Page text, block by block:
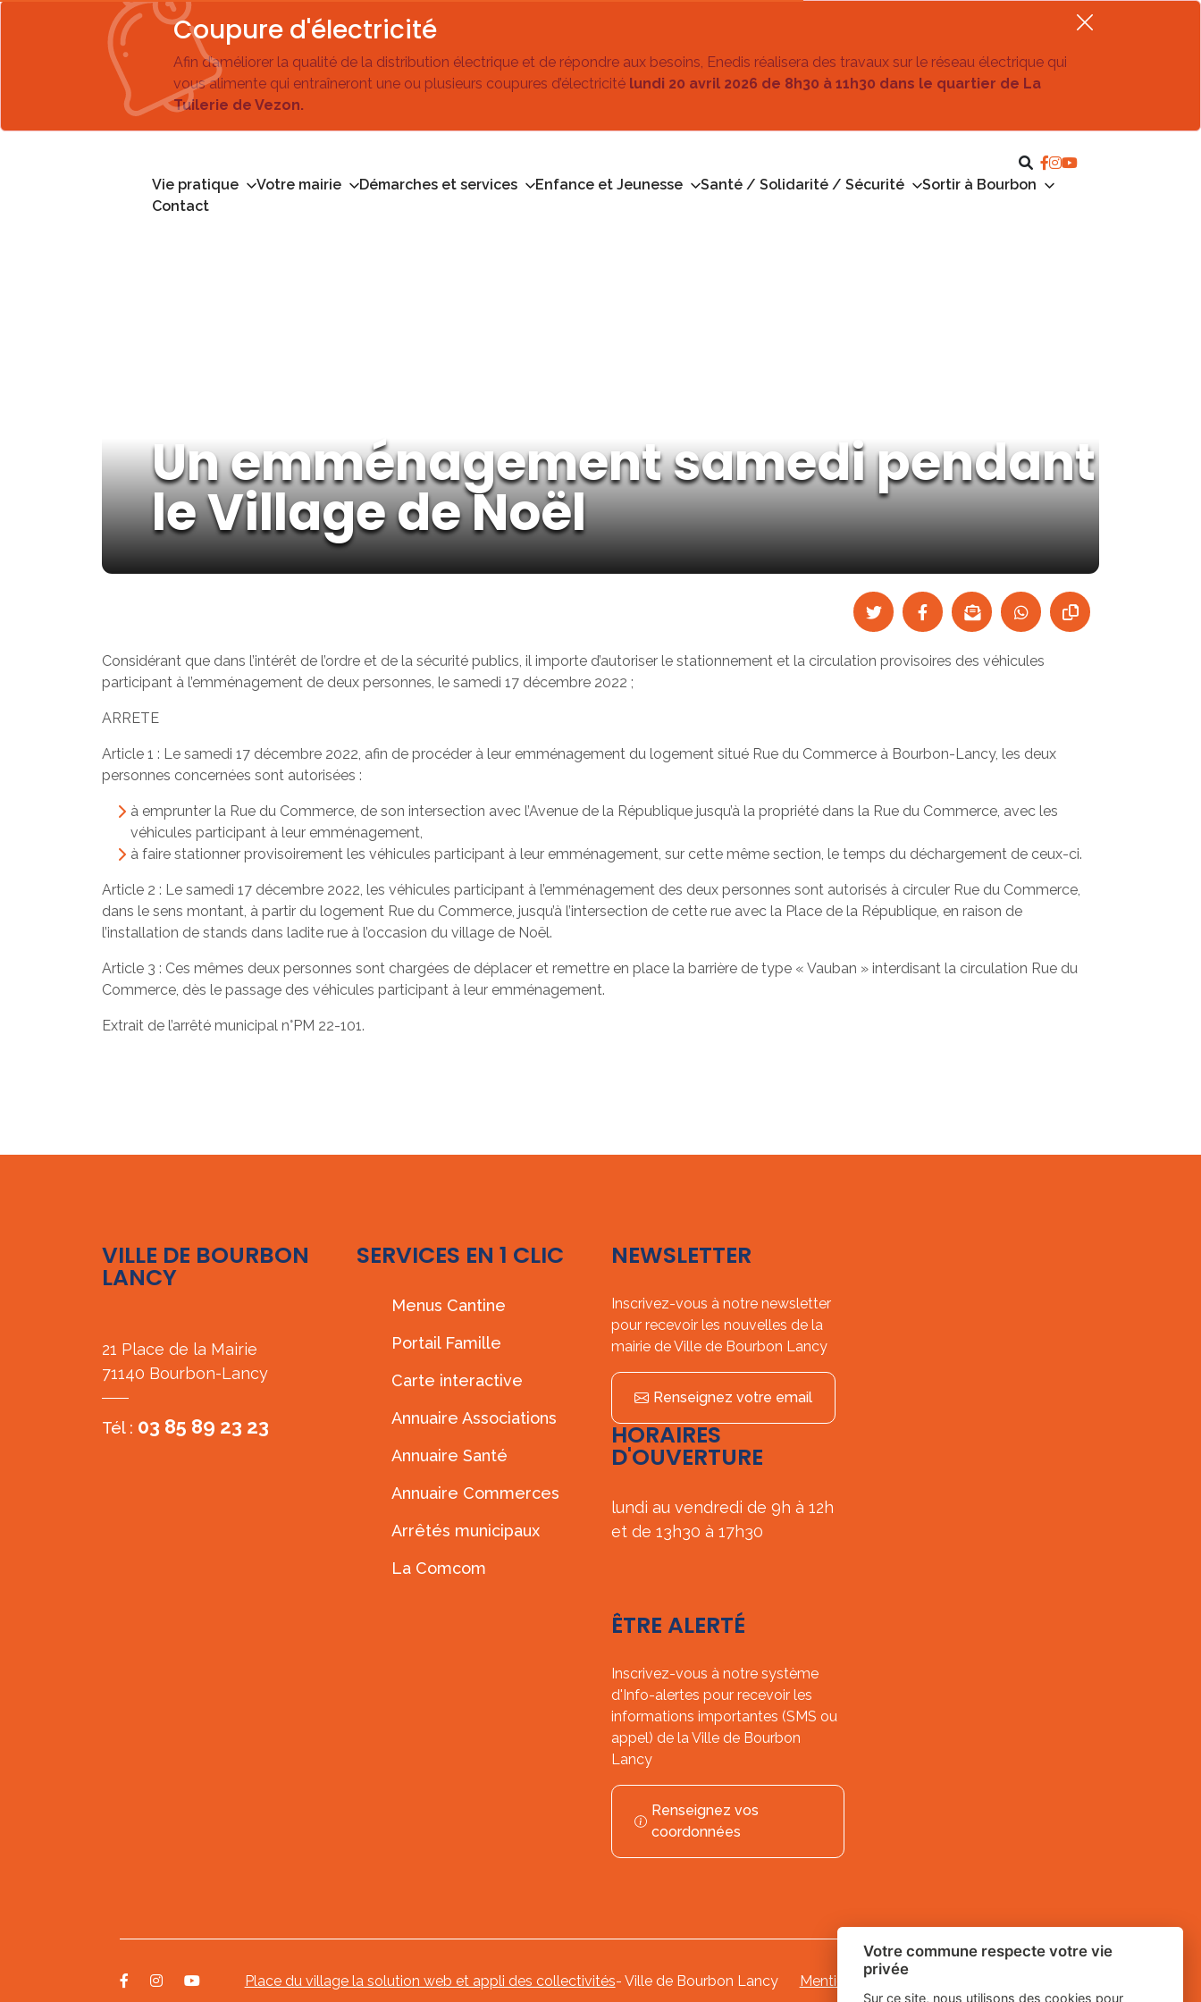
Coupure d'électricité
Afin d’améliorer la qualité de la distribution électrique et de répondre aux besoins, Enedis réalisera des travaux sur le réseau électrique qui
vous alimente qui entraîneront une ou plusieurs coupures d’électricité lundi 20 avril 2026 de 8h30 à 11h30 dans le quartier de La
Tuilerie de Vezon.
Vie pratique Votre mairie Démarches et services Enfance et Jeunesse Santé / Solidarité / Sécurité
Sortir à Bourbon
Contact
Un emménagement samedi pendant
le Village de Noël
Considérant que dans l’intérêt de l’ordre et de la sécurité publics, il importe d’autoriser le stationnement et la circulation provisoires des véhicules
participant à l’emménagement de deux personnes, le samedi 17 décembre 2022 ;
ARRETE
Article 1 : Le samedi 17 décembre 2022, afin de procéder à leur emménagement du logement situé Rue du Commerce à Bourbon-Lancy, les deux
personnes concernées sont autorisées :
à emprunter la Rue du Commerce, de son intersection avec l’Avenue de la République jusqu’à la propriété dans la Rue du Commerce, avec les
véhicules participant à leur emménagement,
à faire stationner provisoirement les véhicules participant à leur emménagement, sur cette même section, le temps du déchargement de ceux-ci.
Article 2 : Le samedi 17 décembre 2022, les véhicules participant à l’emménagement des deux personnes sont autorisés à circuler Rue du Commerce,
dans le sens montant, à partir du logement Rue du Commerce, jusqu’à l’intersection de cette rue avec la Place de la République, en raison de
l’installation de stands dans ladite rue à l’occasion du village de Noël.
Article 3 : Ces mêmes deux personnes sont chargées de déplacer et remettre en place la barrière de type « Vauban » interdisant la circulation Rue du
Commerce, dès le passage des véhicules participant à leur emménagement.
Extrait de l’arrêté municipal n°PM 22-101.
VILLE DE BOURBON
LANCY
21 Place de la Mairie
71140 Bourbon-Lancy
Tél : 03 85 89 23 23
SERVICES EN 1 CLIC
Menus Cantine
Portail Famille
Carte interactive
Annuaire Associations
Annuaire Santé
Annuaire Commerces
Arrêtés municipaux
La Comcom
NEWSLETTER
Inscrivez-vous à notre newsletter
pour recevoir les nouvelles de la
mairie de Ville de Bourbon Lancy
Renseignez votre email
HORAIRES
D'OUVERTURE
lundi au vendredi de 9h à 12h
et de 13h30 à 17h30
ÊTRE ALERTÉ
Inscrivez-vous à notre système
d'Info-alertes pour recevoir les
informations importantes (SMS ou
appel) de la Ville de Bourbon
Lancy
Renseignez vos
coordonnées
Place du village la solution web et appli des collectivités- Ville de Bourbon Lancy Mentions légales
Votre commune respecte votre vie
privée
Sur ce site, nous utilisons des cookies pour